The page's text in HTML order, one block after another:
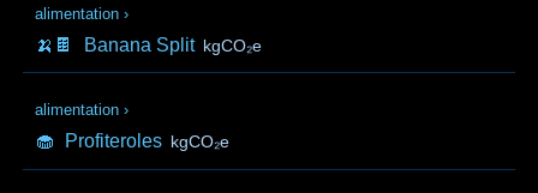
alimentation ›
🍌🍫 Banana Split kgCO₂e
alimentation ›
🧁 Profiteroles kgCO₂e